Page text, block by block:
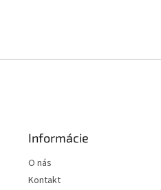
Informácie
O nás
Kontakt